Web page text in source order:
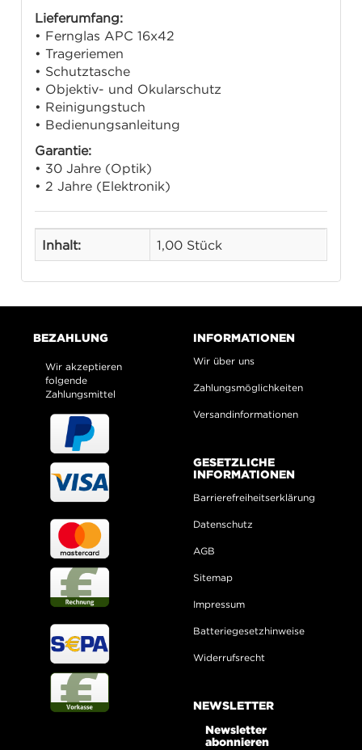
Lieferumfang:
• Fernglas APC 16x42
• Trageriemen
• Schutztasche
• Objektiv- und Okularschutz
• Reinigungstuch
• Bedienungsanleitung
Garantie:
• 30 Jahre (Optik)
• 2 Jahre (Elektronik)
Inhalt: 1,00 Stück
BEZAHLUNG
Wir akzeptieren
folgende
Zahlungsmittel
INFORMATIONEN
Wir über uns
Zahlungsmöglichkeiten
Versandinformationen
GESETZLICHE
INFORMATIONEN
Barrierefreiheitserklärung
Datenschutz
AGB
Sitemap
Impressum
Batteriegesetzhinweise
Widerrufsrecht
NEWSLETTER
Newsletter
abonnieren